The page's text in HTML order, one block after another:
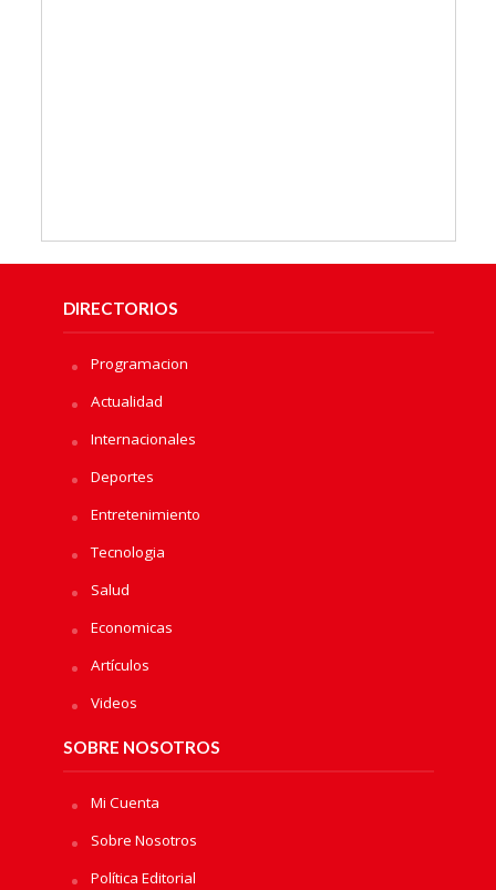
DIRECTORIOS
Programacion
Actualidad
Internacionales
Deportes
Entretenimiento
Tecnologia
Salud
Economicas
Artículos
Videos
SOBRE NOSOTROS
Mi Cuenta
Sobre Nosotros
Política Editorial